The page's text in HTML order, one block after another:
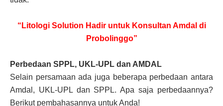
“Litologi Solution Hadir untuk Konsultan Amdal di
Probolinggo”
Perbedaan SPPL, UKL-UPL dan AMDAL
Selain persamaan ada juga beberapa perbedaan antara
Amdal, UKL-UPL dan SPPL. Apa saja perbedaannya?
Berikut pembahasannya untuk Anda!